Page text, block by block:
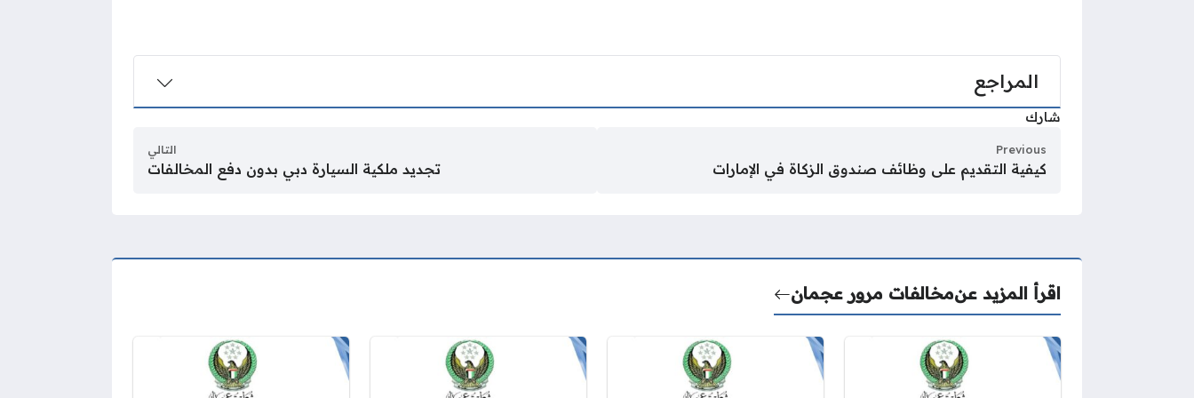
المراجع
شارك
Previous
كيفية التقديم على وظائف صندوق الزكاة في الإمارات
التالي
تجديد ملكية السيارة دبي بدون دفع المخالفات
اقرأ المزيد عنمخالفات مرور عجمان